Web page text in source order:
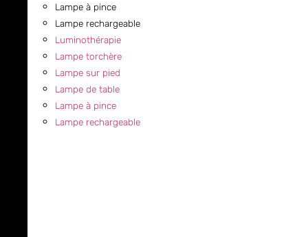
Lampe à pince
Lampe rechargeable
Luminothérapie
Lampe torchère
Lampe sur pied
Lampe de table
Lampe à pince
Lampe rechargeable